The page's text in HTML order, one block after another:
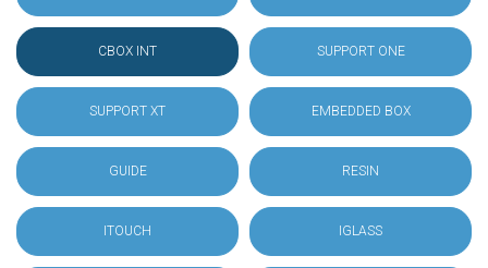
CBOX INT SUPPORT ONE
SUPPORT XT EMBEDDED BOX
GUIDE RESIN
ITOUCH IGLASS